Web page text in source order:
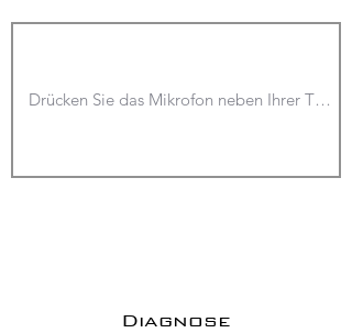
Diagnose